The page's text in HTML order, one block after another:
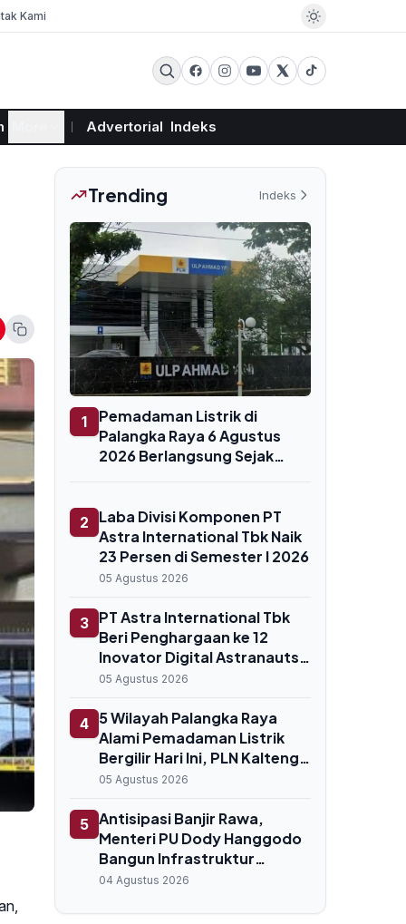
Kami
Advertorial Indeks
Trending Indeks
1
Pemadaman Listrik di
Palangka Raya 6 Agustus
2026 Berlangsung Sejak
2
Laba Divisi Komponen PT
Astra International Tbk Naik
23 Persen di Semester I 2026
05 Agustus 2026
3 PT Astra International Tbk
Beri Penghargaan ke 12
Inovator Digital Astranauts
2026
05 Agustus 2026
4 5 Wilayah Palangka Raya
Alami Pemadaman Listrik
Bergilir Hari Ini, PLN Kalteng
Sebut Gangguan Jaringan
05 Agustus 2026
5 Antisipasi Banjir Rawa,
Menteri PU Dody Hanggodo
Bangun Infrastruktur
Pengendali Air di Sentra
04 Agustus 2026